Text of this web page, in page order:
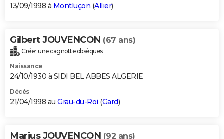
13/09/1998 à Montluçon (Allier)
Gilbert JOUVENCON (67 ans)
Créer une cagnotte obsèques
Naissance
24/10/1930 à SIDI BEL ABBES ALGERIE
Décès
21/04/1998 au Grau-du-Roi (Gard)
Marius JOUVENCON (92 ans)